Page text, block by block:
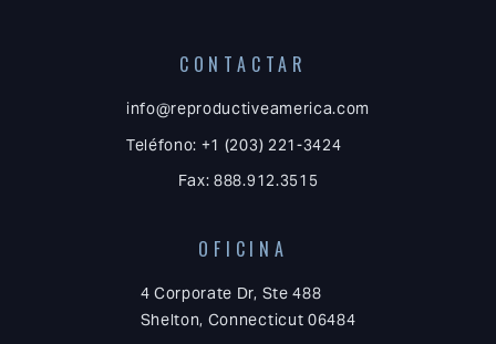
CONTACTAR
info@reproductiveamerica.com
Teléfono: +1 (203) 221-3424
Fax: 888.912.3515
OFICINA
4 Corporate Dr, Ste 488
Shelton, Connecticut 06484